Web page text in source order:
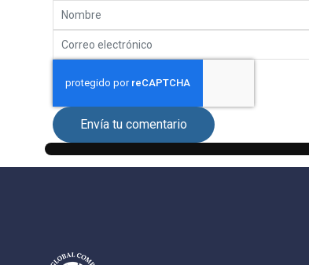
Envía tu comentario